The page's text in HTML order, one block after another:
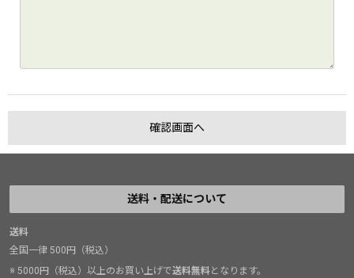
送料・配送について
送料
全国一律 500円（税込）
※ 5000円（税込）以上のお買い上げで送料無料となります。